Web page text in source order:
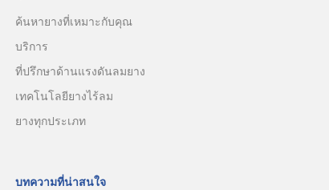
ค้นหายางที่เหมาะกับคุณ
บริการ
ที่ปรึกษาด้านแรงดันลมยาง
เทคโนโลยียางไร้ลม
ยางทุกประเภท
บทความที่น่าสนใจ